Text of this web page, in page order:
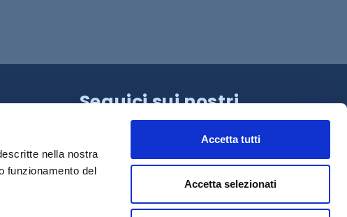
nella nostra
funzionamento del
Accetta tutti
Accetta selezionati
Seguici sui nostri
canali!